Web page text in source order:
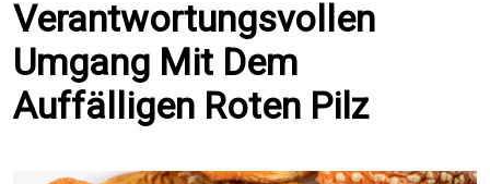
Verantwortungsvollen
Umgang Mit Dem
Auffälligen Roten Pilz